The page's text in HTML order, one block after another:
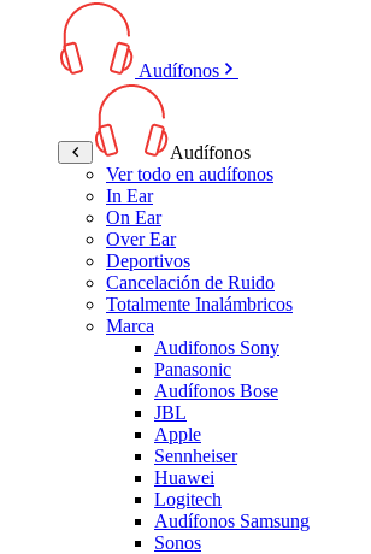
Audífonos
Audífonos
Ver todo en audífonos
In Ear
On Ear
Over Ear
Deportivos
Cancelación de Ruido
Totalmente Inalámbricos
Marca
Audifonos Sony
Panasonic
Audífonos Bose
JBL
Apple
Sennheiser
Huawei
Logitech
Audífonos Samsung
Sonos